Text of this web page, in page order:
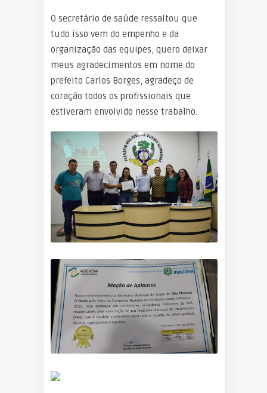
O secretário de saúde ressaltou que
tudo isso vem do empenho e da
organização das equipes, quero deixar
meus agradecimentos em nome do
prefeito Carlos Borges, agradeço de
coração todos os profissionais que
estiveram envolvido nesse trabalho.